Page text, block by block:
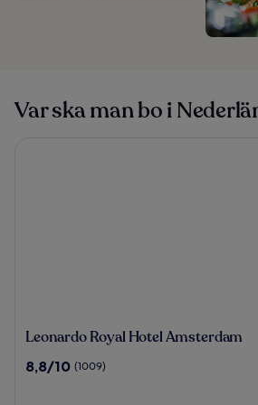
Var ska man bo i
Leonardo
Hotel
Leonardo Royal Hotel Amsterdam
8.8
8,8/10 (1009)